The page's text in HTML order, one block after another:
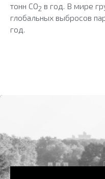
тонн CO2 в год. В мире
глобальных выбросов
год.